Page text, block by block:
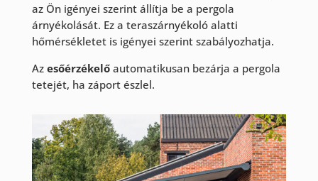
az Ön igényei szerint állítja be a pergola
árnyékolását. Ez a teraszárnyékoló alatti
hőmérsékletet is igényei szerint szabályozhatja.
Az esőérzékelő automatikusan bezárja a pergola
tetejét, ha záport észlel.